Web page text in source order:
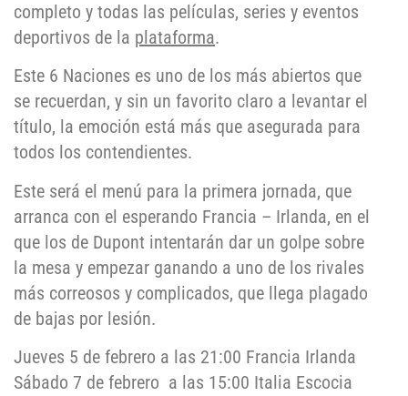
completo y todas las películas, series y eventos
deportivos de la plataforma.
Este 6 Naciones es uno de los más abiertos que
se recuerdan, y sin un favorito claro a levantar el
título, la emoción está más que asegurada para
todos los contendientes.
Este será el menú para la primera jornada, que
arranca con el esperando Francia – Irlanda, en el
que los de Dupont intentarán dar un golpe sobre
la mesa y empezar ganando a uno de los rivales
más correosos y complicados, que llega plagado
de bajas por lesión.
Jueves 5 de febrero a las 21:00 Francia Irlanda
Sábado 7 de febrero a las 15:00 Italia Escocia